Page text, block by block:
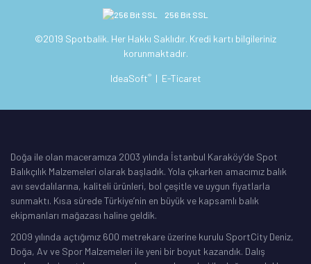
256 Bit SSL
©2019 Spotbalik. Her Hakkı Saklıdır. Kredi kartı bilgileriniz
korunmaktadır.
IdeaSoft® | E-Ticaret
Doğa ile olan maceramıza 2003 yılında İstanbul Karaköy’de Spot
Balıkçılık Malzemeleri olarak başladık. Yola çıkarken amacımız balık
avı sevdalılarına, kaliteli ürünleri, bol çeşitle ve uygun fiyatlarla
sunmaktı. Kısa sürede Türkiye’nin en büyük ve kapsamlı balık
ekipmanları mağazası haline geldik.
2009 yılında açtığımız 600 metrekare üzerine kurulu SportCity Deniz,
Doğa, Av ve Spor Malzemeleri ile yeni bir boyut kazandık. Dalış